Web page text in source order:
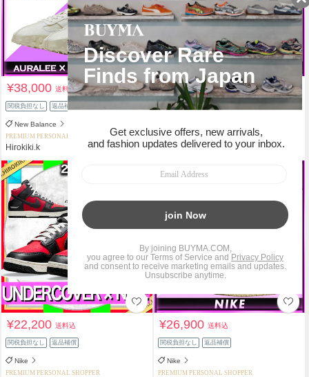
¥38,000送料込
関税負担なし 返品補償
New Balance
PREMIUM PERSONAL SHOPPER
Hirokiki.k
¥29,900送料込
関税負担なし 返品補償
PREMIUM PERSONAL SHOPPER
Hirokiki.k
¥22,200送料込
関税負担なし 返品補償
Nike
PREMIUM PERSONAL SHOPPER
¥26,900送料込
関税負担なし 返品補償
Nike
PREMIUM PERSONAL SHOPPER